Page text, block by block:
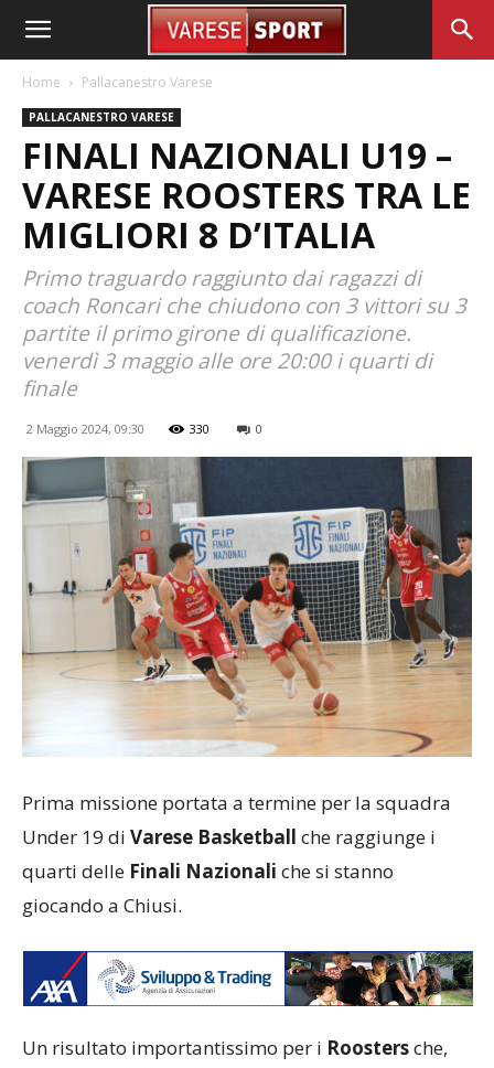
Home Pallacanestro Varese
PALLACANESTRO VARESE
FINALI NAZIONALI U19 –
VARESE ROOSTERS TRA LE
MIGLIORI 8 D’ITALIA
Primo traguardo raggiunto dai ragazzi di
coach Roncari che chiudono con 3 vittori su 3
partite il primo girone di qualificazione.
venerdì 3 maggio alle ore 20:00 i quarti di
finale
2 Maggio 2024, 09:30 330 0
Prima missione portata a termine per la squadra
Under 19 di Varese Basketball che raggiunge i
quarti delle Finali Nazionali che si stanno
giocando a Chiusi.
Un risultato importantissimo per i Roostersche,